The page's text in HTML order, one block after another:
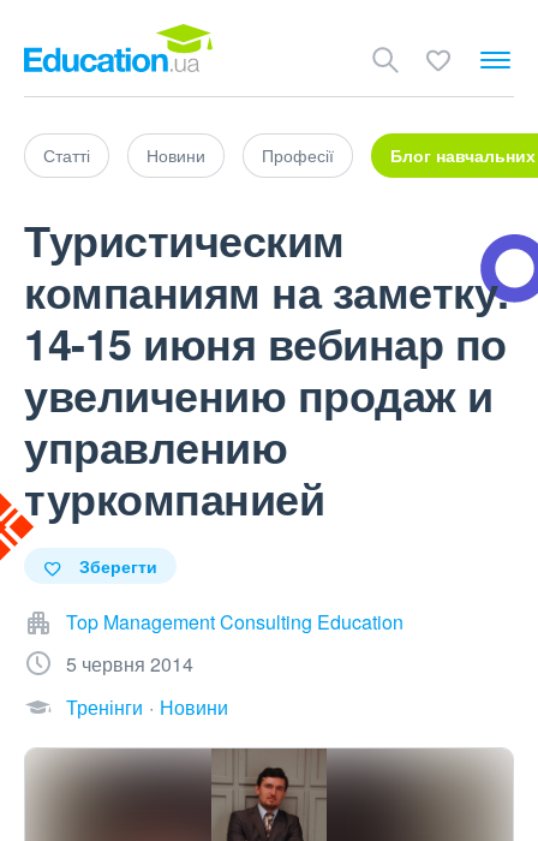
Статті Новини Професії Блог навчальних
Туристическим
компаниям на заметку.
14-15 июня вебинар по
увеличению продаж и
управлению
туркомпанией
Зберегти
Top Management Consulting Education
5 червня 2014
Тренінги
Новини